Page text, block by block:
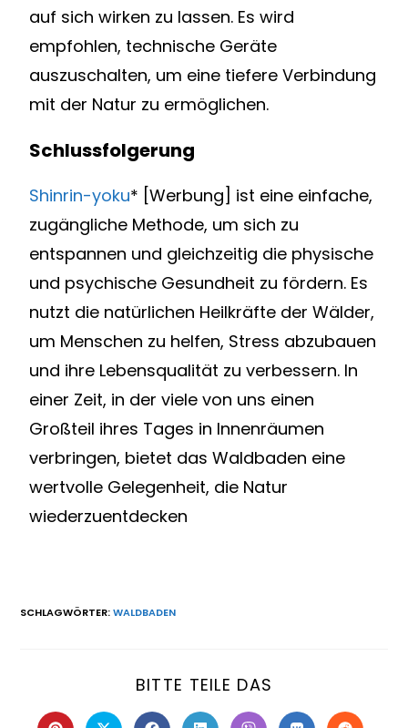
auf sich wirken zu lassen. Es wird
empfohlen, technische Geräte
auszuschalten, um eine tiefere Verbindung
mit der Natur zu ermöglichen.
Schlussfolgerung
Shinrin-yoku* [Werbung] ist eine einfache,
zugängliche Methode, um sich zu
entspannen und gleichzeitig die physische
und psychische Gesundheit zu fördern. Es
nutzt die natürlichen Heilkräfte der Wälder,
um Menschen zu helfen, Stress abzubauen
und ihre Lebensqualität zu verbessern. In
einer Zeit, in der viele von uns einen
Großteil ihres Tages in Innenräumen
verbringen, bietet das Waldbaden eine
wertvolle Gelegenheit, die Natur
wiederzuentdecken
SCHLAGWÖRTER:WALDBADEN
BITTE TEILE DAS